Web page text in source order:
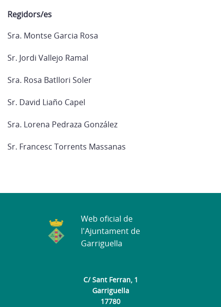
Regidors/es
Sra. Montse Garcia Rosa
Sr. Jordi Vallejo Ramal
Sra. Rosa Batllori Soler
Sr. David Liaño Capel
Sra. Lorena Pedraza González
Sr. Francesc Torrents Massanas
C/ Sant Ferran, 1
Garriguella
17780
Web oficial de
l'Ajuntament de
Garriguella